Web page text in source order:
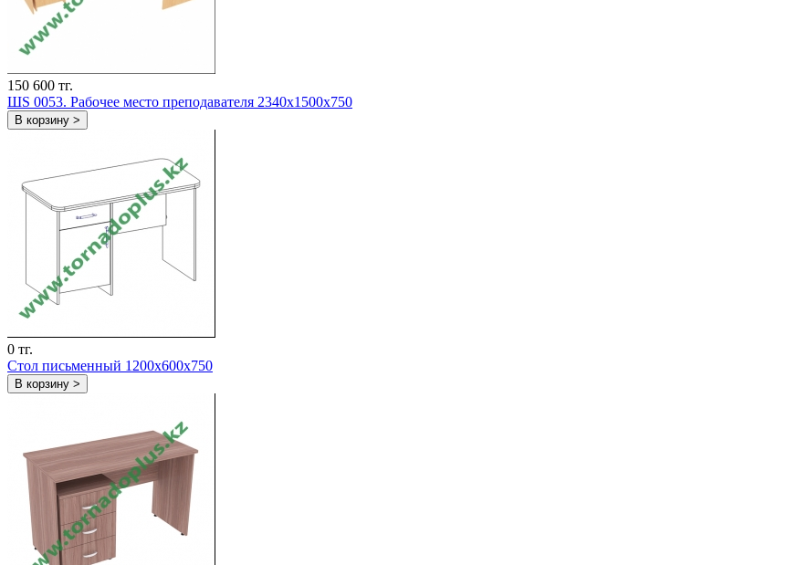
150 600 тг.
ШS 0053. Рабочее место преподавателя 2340х1500х750
В корзину >
0 тг.
Стол письменный 1200х600х750
В корзину >